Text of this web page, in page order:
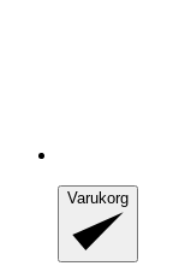
Varukorg